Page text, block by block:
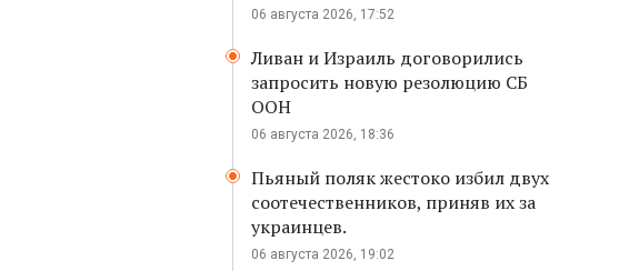
06 августа 2026, 17:52
Ливан и Израиль договорились
запросить новую резолюцию СБ
ООН
06 августа 2026, 18:36
Пьяный поляк жестоко избил двух
соотечественников, приняв их за
украинцев.
06 августа 2026, 19:02